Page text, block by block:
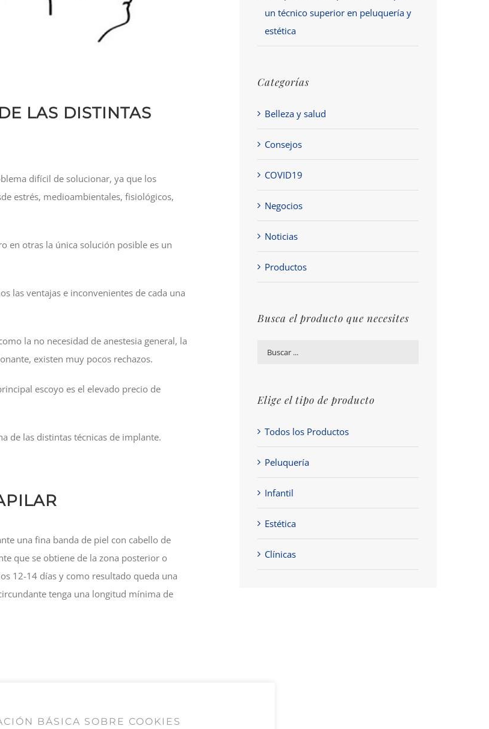
LAS DISTINTAS
difícil de solucionar, ya que los
estrés, medioambientales, fisiológicos,
en otras la única solución posible es un
las ventajas e inconvenientes de cada una
la no necesidad de anestesia general, la
existen muy pocos rechazos.
escoyo es el elevado precio de
de las distintas técnicas de implante.
una fina banda de piel con cabello de
que se obtiene de la zona posterior o
12-14 días y como resultado queda una
tenga una longitud mínima de
mitad de precio).
grandes extensiones de zonas afectadas
un técnico superior en peluquería y
estética
Categorías
Belleza y salud
Consejos
COVID19
Negocios
Noticias
Productos
Busca el producto que necesites
Elige el tipo de producto
Todos los Productos
Peluquería
Infantil
Estética
Clínicas
BÁSICA SOBRE COOKIES